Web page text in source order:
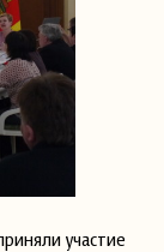
участие